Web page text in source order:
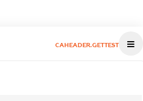
CAHEADER.GETTEST